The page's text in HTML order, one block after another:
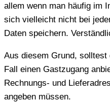
allem wenn man häufig im
sich vielleicht nicht bei
Daten speichern.
Aus diesem Grund, solltest
Fall einen Gastzugang
Rechnungs- und
angeben müssen.